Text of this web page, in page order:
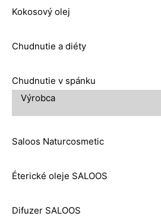
Kokosový olej
Chudnutie a diéty
Chudnutie v spánku
Výrobca
Saloos Naturcosmetic
Éterické oleje SALOOS
Difuzer SALOOS